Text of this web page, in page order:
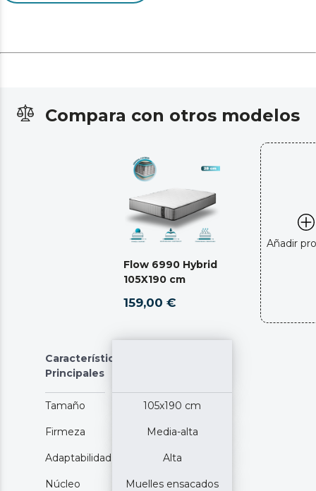
Compara con otros modelos
Flow 6990 Hybrid
105X190 cm
159,00 €
Añadir
Características
Principales
Tamaño 105x190 cm
Firmeza Media-alta
Adaptabilidad Alta
Núcleo Muelles ensacados